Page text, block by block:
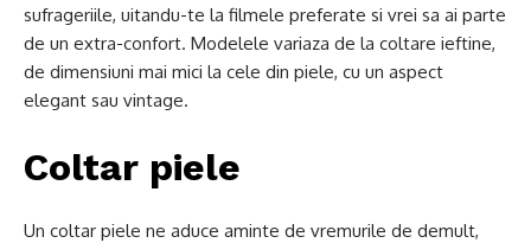
sufrageriile, uitandu-te la filmele preferate si vrei sa ai parte
de un extra-confort. Modelele variaza de la coltare ieftine,
de dimensiuni mai mici la cele din piele, cu un aspect
elegant sau vintage.
Coltar piele
Un coltar piele ne aduce aminte de vremurile de demult,